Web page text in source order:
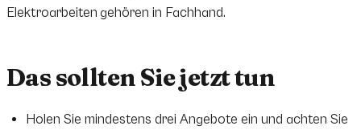
Elektroarbeiten gehören in Fachhand.
Das sollten Sie jetzt tun
Holen Sie mindestens drei Angebote ein und achten Sie